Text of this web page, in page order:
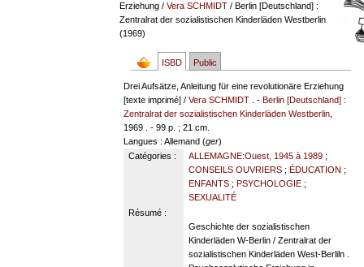
Erziehung/ Vera SCHMIDT/ Berlin [Deutschland] :
Zentralrat der sozialistischen Kinderläden Westberlin
(1969)
ISBD Public
Drei Aufsätze, Anleitung für eine revolutionäre Erziehung
[texte imprimé] /Vera SCHMIDT . -Berlin [Deutschland] :
Zentralrat der sozialistischen Kinderläden Westberlin
1969 . - 99 p. ; 21 cm.
Langues : Allemand (ger)
Catégories :
ALLEMAGNE:Ouest, 1945 à 1989;
CONSEILS OUVRIERS; ÉDUCATION ;
ENFANTS; PSYCHOLOGIE;
SEXUALITÉ
Résumé :
Geschichte der sozialistischen
Kinderläden W-Berlin / Zentralrat der
sozialistischen Kinderläden West-Berliln .